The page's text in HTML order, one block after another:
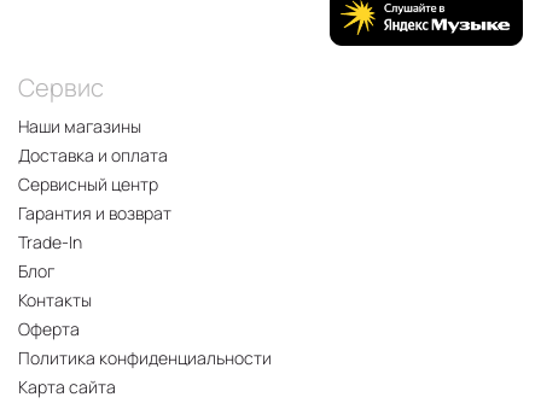
Сервис
Наши магазины
Доставка и оплата
Сервисный центр
Гарантия и возврат
Trade-In
Блог
Контакты
Оферта
Политика конфиденциальности
Карта сайта